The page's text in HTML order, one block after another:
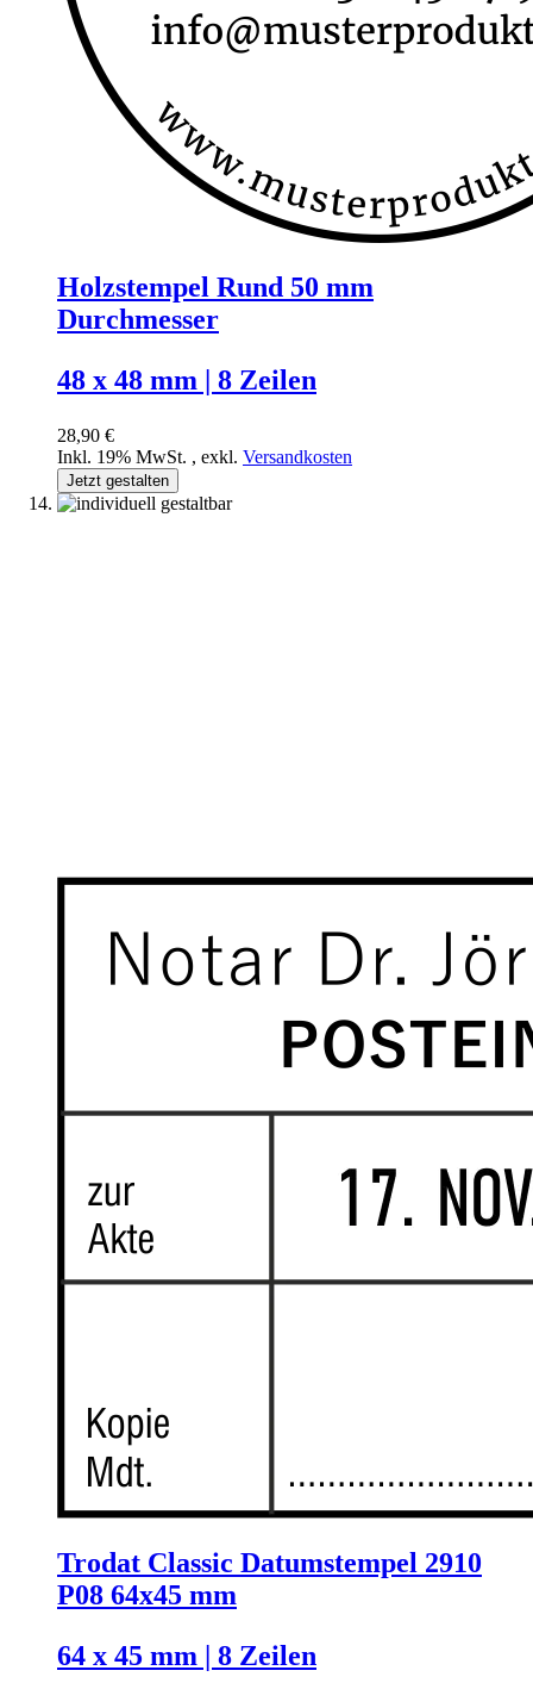
Holzstempel Rund 50 mm
Durchmesser
48 x 48 mm | 8 Zeilen
28,90 €
Inkl. 19% MwSt. , exkl. Versandkosten
Jetzt gestalten
Trodat Classic Datumstempel 2910
P08 64x45 mm
64 x 45 mm | 8 Zeilen